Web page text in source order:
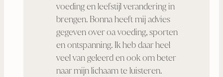
voeding en leefstijl verandering in
brengen. Bonna heeft mij advies
gegeven over oa voeding, sporten
en ontspanning. Ik heb daar heel
veel van geleerd en ook om beter
naar mijn lichaam te luisteren.